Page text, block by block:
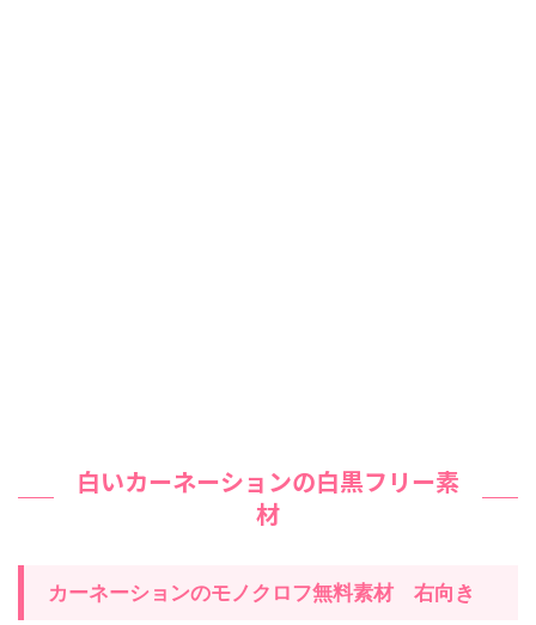
白いカーネーションの白黒フリー素
材
カーネーションのモノクロフ無料素材 右向き